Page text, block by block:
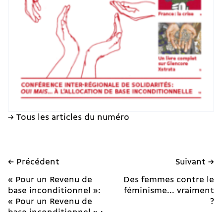
→ Tous les articles du numéro
← Précédent
« Pour un Revenu de
base inconditionnel »:
« Pour un Revenu de
Suivant →
Des femmes contre le
féminisme... vraiment
?